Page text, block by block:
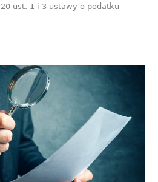
ust. 1 i 3 ustawy o podatku